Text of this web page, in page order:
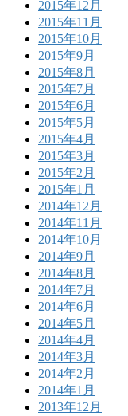
2015年12月
2015年11月
2015年10月
2015年9月
2015年8月
2015年7月
2015年6月
2015年5月
2015年4月
2015年3月
2015年2月
2015年1月
2014年12月
2014年11月
2014年10月
2014年9月
2014年8月
2014年7月
2014年6月
2014年5月
2014年4月
2014年3月
2014年2月
2014年1月
2013年12月